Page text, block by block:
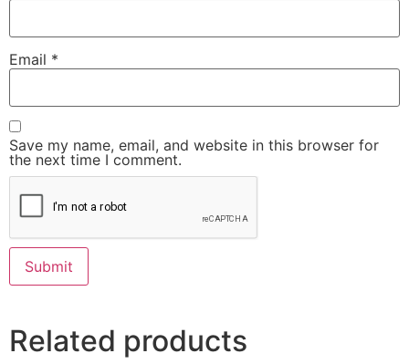
Email *
Save my name, email, and website in this browser for
the next time I comment.
Related products